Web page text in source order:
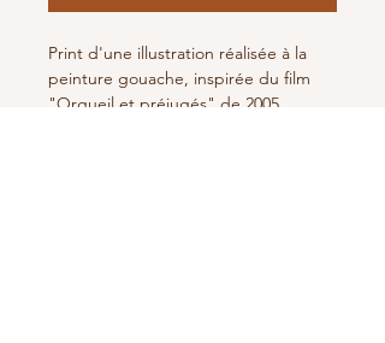
Print d'une illustration réalisée à la
peinture gouache, inspirée du film
"Orgueil et préjugés" de 2005